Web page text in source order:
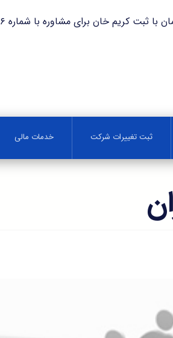
برای مشاوره با شماره ۸۷۱۴۶ تماس حاصل فرمایید.
ثبت تغییرات شرکت خدمات مالی